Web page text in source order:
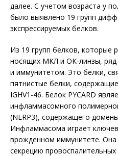
далее. С учетом возраста у
было выявлено 19 групп
экспрессируемых белков.
Из 19 групп белков, которые
носящих МКЛ и ОК-линзы, ряд
и иммунитетом. Это белки,
пятнистые белки, содержащие
IGHV1-46. Белок PYCARD
инфламмасомного
(NLRP3), содержащего
Инфламмасома играет
врожденном иммунитете. Она
секрецию